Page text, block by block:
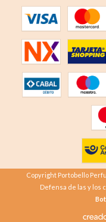
Copyright Portobello
Defensa de las y los